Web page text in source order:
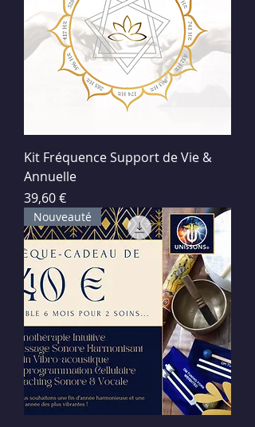
Kit Fréquence Support de Vie &
Annuelle
Prix
39,60 €
Nouveauté